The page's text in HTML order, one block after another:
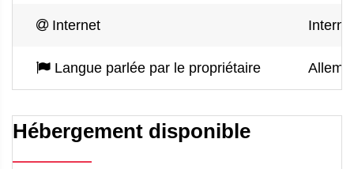
Internet
Langue parlée par le propriétaire
Hébergement disponible